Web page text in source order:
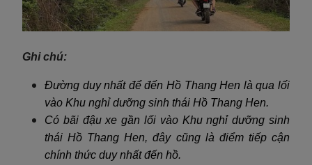
Ghi chú:
Đường duy nhất để đến Hồ Thang Hen là qua lối
vào Khu nghỉ dưỡng sinh thái Hồ Thang Hen.
Có bãi đậu xe gần lối vào Khu nghỉ dưỡng sinh
thái Hồ Thang Hen, đây cũng là điểm tiếp cận
chính thức duy nhất đến hồ.